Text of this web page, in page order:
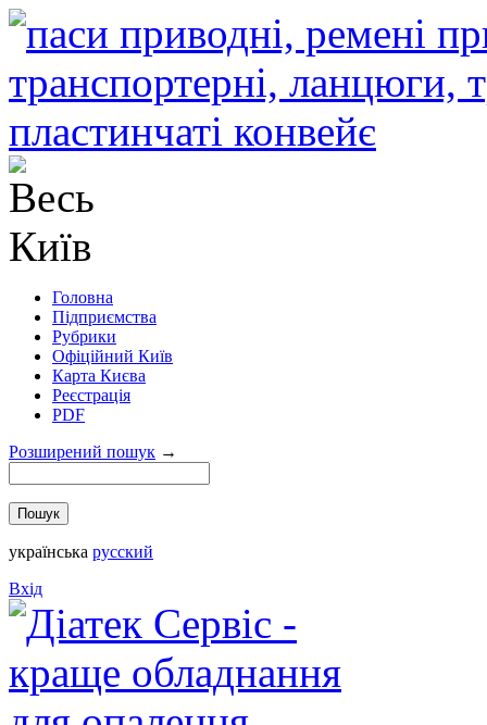
Головна
Підприємства
Рубрики
Офіційний Київ
Карта Києва
Реєстрація
PDF
Розширений пошук →
українська русский
Вхід